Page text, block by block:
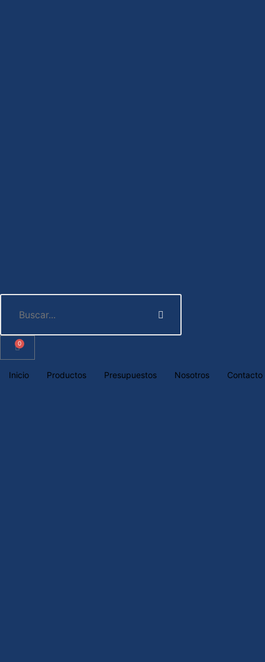
0
Inicio Productos Presupuestos Nosotros Contacto